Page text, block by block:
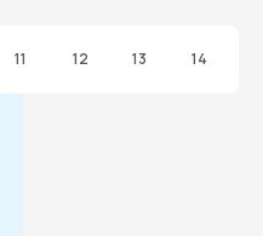
11 12 13 14